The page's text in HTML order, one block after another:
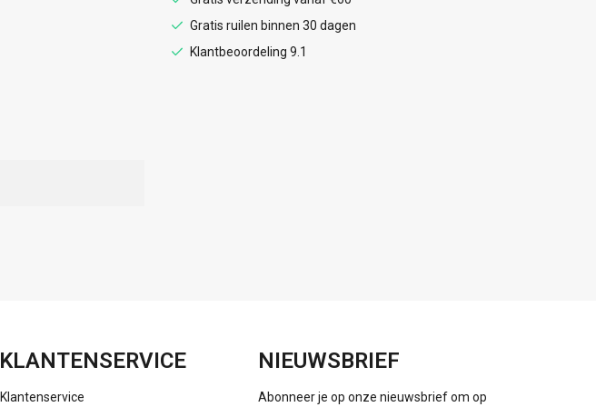
Gratis ruilen binnen 30 dagen
Klantbeoordeling 9.1
KLANTENSERVICE
Klantenservice
NIEUWSBRIEF
Abonneer je op onze nieuwsbrief om op